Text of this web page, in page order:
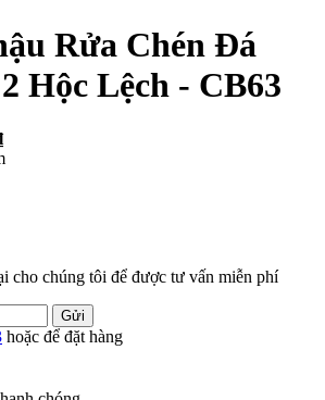
Rửa Chén Đá
Hộc Lệch - CB63
cho chúng tôi để được tư vấn miễn phí
Gửi
hoặc để đặt hàng